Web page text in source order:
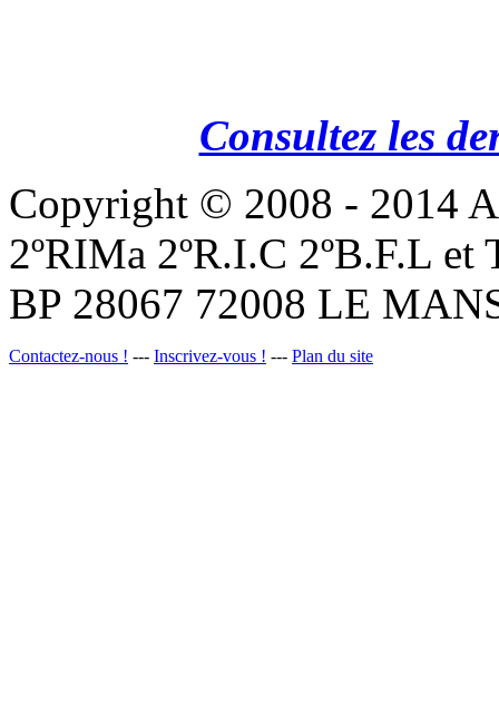
Consultez les
Copyright © 2008 - 2014
2ºRIMa 2ºR.I.C 2ºB.F.L
BP 28067 72008 LE
Contactez-nous ! --- Inscrivez-vous ! --- Plan du site